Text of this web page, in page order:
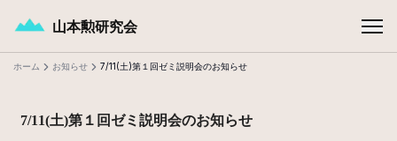
山本勲研究会
ホーム お知らせ 7/11(土)第１回ゼミ説明会のお知らせ
7/11(土)第１回ゼミ説明会のお知らせ